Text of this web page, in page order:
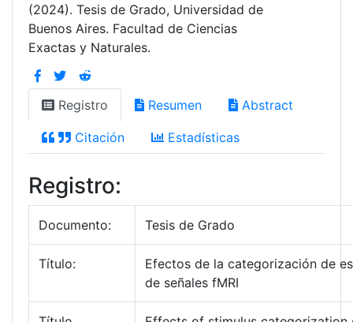
(2024). Tesis de Grado, Universidad de
Buenos Aires. Facultad de Ciencias
Exactas y Naturales.
Registro Resumen Abstract
Citación Estadísticas
Registro:
Documento: Tesis de Grado
Título:
Efectos de la categorización de
de señales fMRI